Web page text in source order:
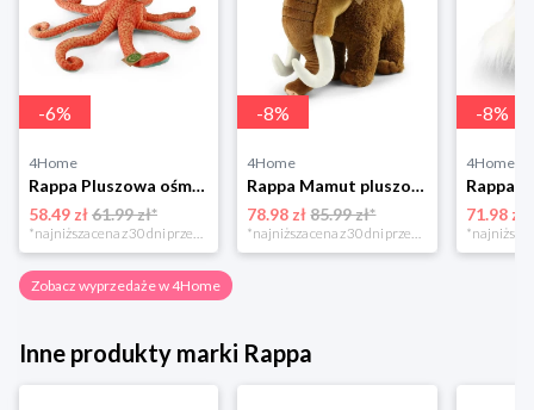
-6%
4Home
Rappa Pluszowa ośmiornica, 36 cm EKO-PRZYJAZNA
58.49 zł61.99 zł*
*najniższa cena z 30 dni przed obniżką
-8%
4Home
Rappa Mamut pluszowy 36 cm ECO - FRIENDLY
78.98 zł 85.99 zł*
*najniższa cena z 30 dni przed obniżką
-8%
4Home
71.98 zł
Zobacz wyprzedaże w 4Home
Inne produkty marki Rappa